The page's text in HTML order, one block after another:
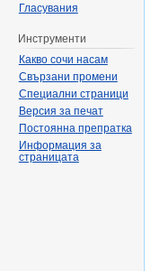
Гласувания
Инструменти
Какво сочи насам
Свързани промени
Специални страници
Версия за печат
Постоянна препратка
Информация за
страницата